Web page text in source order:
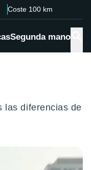
Coste 100 km
Segunda mano
las diferencias de